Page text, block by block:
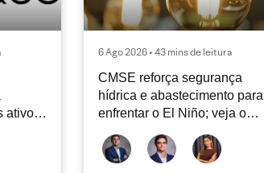
ativos
6 Ago 2026 • 43 mins de leitura
CMSE reforça segurança
hídrica e abastecimento para
enfrentar o El Niño; veja o
Radar Energia XP | Agosto